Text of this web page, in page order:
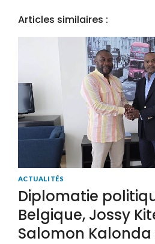
Articles similaires :
ACTUALITÉS
Diplomatie
Belgique, Jossy
Salomon